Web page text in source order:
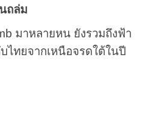
ถล่ม
มาหลายหน ยังรวมถึงฟ้า
ไทยจากเหนือจรดใต้ในปี